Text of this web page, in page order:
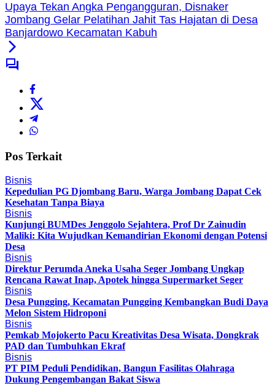
Upaya Tekan Angka Pengangguran, Disnaker
Jombang Gelar Pelatihan Jahit Tas Hajatan di Desa
Banjardowo Kecamatan Kabuh
Pos Terkait
Bisnis
Kepedulian PG Djombang Baru, Warga Jombang Dapat Cek
Kesehatan Tanpa Biaya
Bisnis
Kunjungi BUMDes Jenggolo Sejahtera, Prof Dr Zainudin
Maliki: Kita Wujudkan Kemandirian Ekonomi dengan Potensi
Desa
Bisnis
Direktur Perumda Aneka Usaha Seger Jombang Ungkap
Rencana Rawat Inap, Apotek hingga Supermarket Seger
Bisnis
Desa Pungging, Kecamatan Pungging Kembangkan Budi Daya
Melon Sistem Hidroponi
Bisnis
Pemkab Mojokerto Pacu Kreativitas Desa Wisata, Dongkrak
PAD dan Tumbuhkan Ekraf
Bisnis
PT PIM Peduli Pendidikan, Bangun Fasilitas Olahraga
Dukung Pengembangan Bakat Siswa